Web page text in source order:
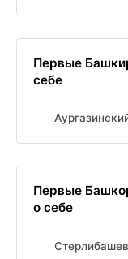
Первые
себе
Первые
о себе